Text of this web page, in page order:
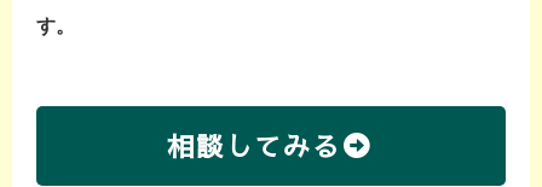
す。
相談してみる